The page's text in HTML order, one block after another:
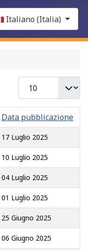
Italiano (Italia)
Data pubblicazione
17 Luglio 2025
10 Luglio 2025
04 Luglio 2025
01 Luglio 2025
25 Giugno 2025
06 Giugno 2025